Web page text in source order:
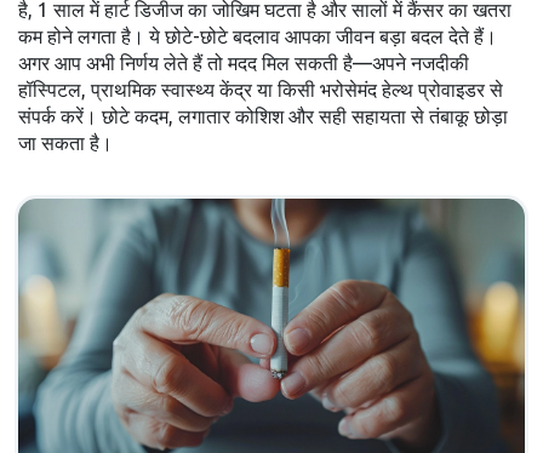
है, 1 साल में हार्ट डिजीज का जोखिम घटता है और सालों में कैंसर का खतरा
कम होने लगता है। ये छोटे-छोटे बदलाव आपका जीवन बड़ा बदल देते हैं।
अगर आप अभी निर्णय लेते हैं तो मदद मिल सकती है—अपने नजदीकी
हॉस्पिटल, प्राथमिक स्वास्थ्य केंद्र या किसी भरोसेमंद हेल्थ प्रोवाइडर से
संपर्क करें। छोटे कदम, लगातार कोशिश और सही सहायता से तंबाकू छोड़ा
जा सकता है।